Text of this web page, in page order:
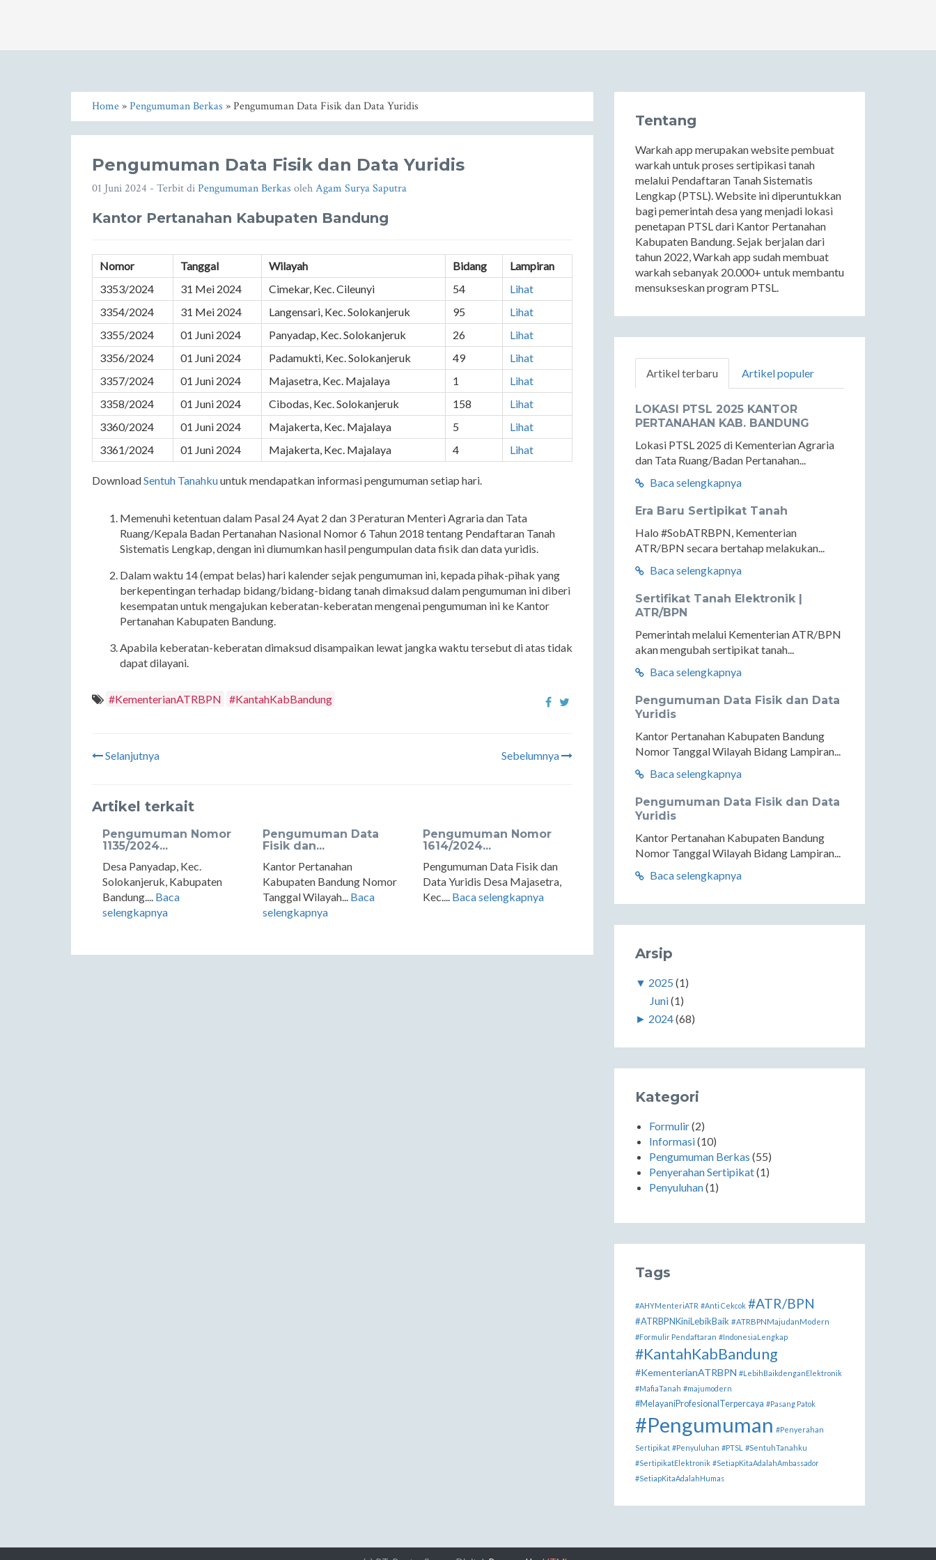
Home»Pengumuman Berkas » Pengumuman Data Fisik dan Data Yuridis
Pengumuman Data Fisik dan Data Yuridis
01 Juni 2024 - Terbit diPengumuman Berkas olehAgam Surya Saputra
Kantor Pertanahan Kabupaten Bandung
Nomor Tanggal Wilayah Bidang
Lampiran
3353/2024
31 Mei 2024 Cimekar, Kec. Cileunyi 54
Lihat
3354/2024
31 Mei 2024 Langensari, Kec. Solokanjeruk 95
Lihat
3355/2024
01 Juni 2024 Panyadap, Kec. Solokanjeruk 26
Lihat
3356/2024
01 Juni 2024 Padamukti, Kec. Solokanjeruk 49
Lihat
3357/2024
01 Juni 2024 Majasetra, Kec. Majalaya 1
Lihat
3358/2024
01 Juni 2024 Cibodas, Kec. Solokanjeruk 158
Lihat
3360/2024
01 Juni 2024 Majakerta, Kec. Majalaya 5
Lihat
3361/2024
01 Juni 2024 Majakerta, Kec. Majalaya 4 Lihat
DownloadSentuh Tanahkuuntuk mendapatkan informasi pengumuman setiap hari.
Memenuhi ketentuan dalam Pasal 24 Ayat 2 dan 3 Peraturan Menteri Agraria dan Tata
Ruang/Kepala Badan Pertanahan Nasional Nomor 6 Tahun 2018 tentang Pendaftaran Tanah
Sistematis Lengkap, dengan ini diumumkan hasil pengumpulan data fisik dan data yuridis.
Dalam waktu 14 (empat belas) hari kalender sejak pengumuman ini, kepada pihak-pihak yang
berkepentingan terhadap bidang/bidang-bidang tanah dimaksud dalam pengumuman ini diberi
kesempatan untuk mengajukan keberatan-keberatan mengenai pengumuman ini ke Kantor
Pertanahan Kabupaten Bandung.
Apabila keberatan-keberatan dimaksud disampaikan lewat jangka waktu tersebut di atas tidak
dapat dilayani.
#KementerianATRBPN #KantahKabBandung
Selanjutnya Sebelumnya
Artikel terkait
Pengumuman Nomor
1135/2024...
Desa Panyadap, Kec.
Solokanjeruk, Kabupaten
Bandung.... Baca
selengkapnya
Pengumuman Data
Fisik dan...
Kantor Pertanahan
Kabupaten Bandung Nomor
Tanggal Wilayah... Baca
selengkapnya
Pengumuman Nomor
1614/2024...
Pengumuman Data Fisik dan
Data Yuridis Desa Majasetra,
Kec.... Baca selengkapnya
Tentang
Warkah app merupakan website pembuat
warkah untuk proses sertipikasi tanah
melalui Pendaftaran Tanah Sistematis
Lengkap (PTSL). Website ini diperuntukkan
bagi pemerintah desa yang menjadi lokasi
penetapan PTSL dari Kantor Pertanahan
Kabupaten Bandung. Sejak berjalan dari
tahun 2022, Warkah app sudah membuat
warkah sebanyak 20.000+ untuk membantu
mensukseskan program PTSL.
Artikel terbaru Artikel populer
LOKASI PTSL 2025 KANTOR
PERTANAHAN KAB. BANDUNG
Lokasi PTSL 2025 di Kementerian Agraria
dan Tata Ruang/Badan Pertanahan...
Baca selengkapnya
Era Baru Sertipikat Tanah
Halo #SobATRBPN, Kementerian
ATR/BPN secara bertahap melakukan...
Baca selengkapnya
Sertifikat Tanah Elektronik |
ATR/BPN
Pemerintah melalui Kementerian ATR/BPN
akan mengubah sertipikat tanah...
Baca selengkapnya
Pengumuman Data Fisik dan Data
Yuridis
Kantor Pertanahan Kabupaten Bandung
Nomor Tanggal Wilayah Bidang Lampiran...
Baca selengkapnya
Pengumuman Data Fisik dan Data
Yuridis
Kantor Pertanahan Kabupaten Bandung
Nomor Tanggal Wilayah Bidang Lampiran...
Baca selengkapnya
Arsip
▼ 2025 (1)
Juni(1)
► 2024(68)
Kategori
Formulir(2)
Informasi(10)
Pengumuman Berkas (55)
Penyerahan Sertipikat(1)
Penyuluhan(1)
Tags
#AHYMenteriATR #Anti Cekcok #ATR/BPN
#ATRBPNKiniLebikBaik #ATRBPNMajudanModern
#Formulir Pendaftaran #IndonesiaLengkap
#KantahKabBandung
#KementerianATRBPN #LebihBaikdenganElektronik
#MafiaTanah #majumodern
#MelayaniProfesionalTerpercaya #Pasang Patok
#Pengumuman #Penyerahan
Sertipikat #Penyuluhan #PTSL #SentuhTanahku
#SertipikatElektronik #SetiapKitaAdalahAmbassador
#SetiapKitaAdalahHumas